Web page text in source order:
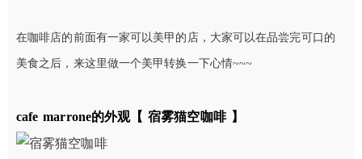
在咖啡店的前面有一家可以美甲的店，大家可以在品尝完可口的
美食之后，来这里做一个美甲转换一下心情~~~
cafe marrone的外观【 宿雾猫空咖啡 】